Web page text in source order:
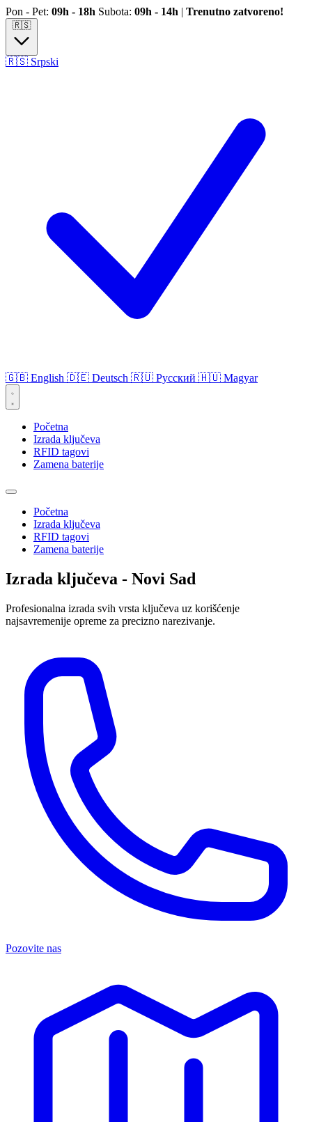
Pređi na glavni sadržaj
Pon - Pet: 09h - 18h Subota: 09h - 14h | Trenutno zatvoreno!
🇷🇸
🇷🇸 Srpski
🇬🇧 English 🇩🇪 Deutsch 🇷🇺 Русский 🇭🇺 Magyar
Početna
Izrada ključeva
RFID tagovi
Zamena baterije
Početna
Izrada ključeva
RFID tagovi
Zamena baterije
Izrada ključeva - Novi Sad
Profesionalna izrada svih vrsta ključeva uz korišćenje
najsavremenije opreme za precizno narezivanje.
Pozovite nas